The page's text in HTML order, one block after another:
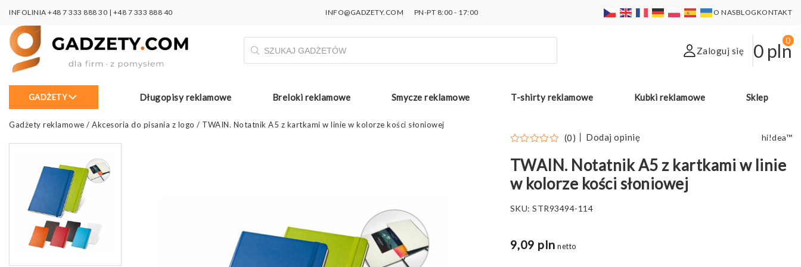
INFOLINIA +48 7 333 888 30 | +48 7 333 888 40 INFO@GADZETY.COM PN-PT 8:00 - 17:00 O NASBLOGKONTAKT
Wyszukiwarka
produktów
Zaloguj się 0 pln
0
GADŻETY Długopisy reklamowe Breloki reklamowe Smycze reklamowe T-shirty reklamowe Kubki reklamowe Sklep
Gadżety reklamowe / Akcesoria do pisania z logo / TWAIN. Notatnik A5 z kartkami w linie w kolorze kości słoniowej
(0) Dodaj opinię hi!dea™
TWAIN. Notatnik A5 z kartkami w linie
w kolorze kości słoniowej
SKU:STR93494-114
9,09 pln netto